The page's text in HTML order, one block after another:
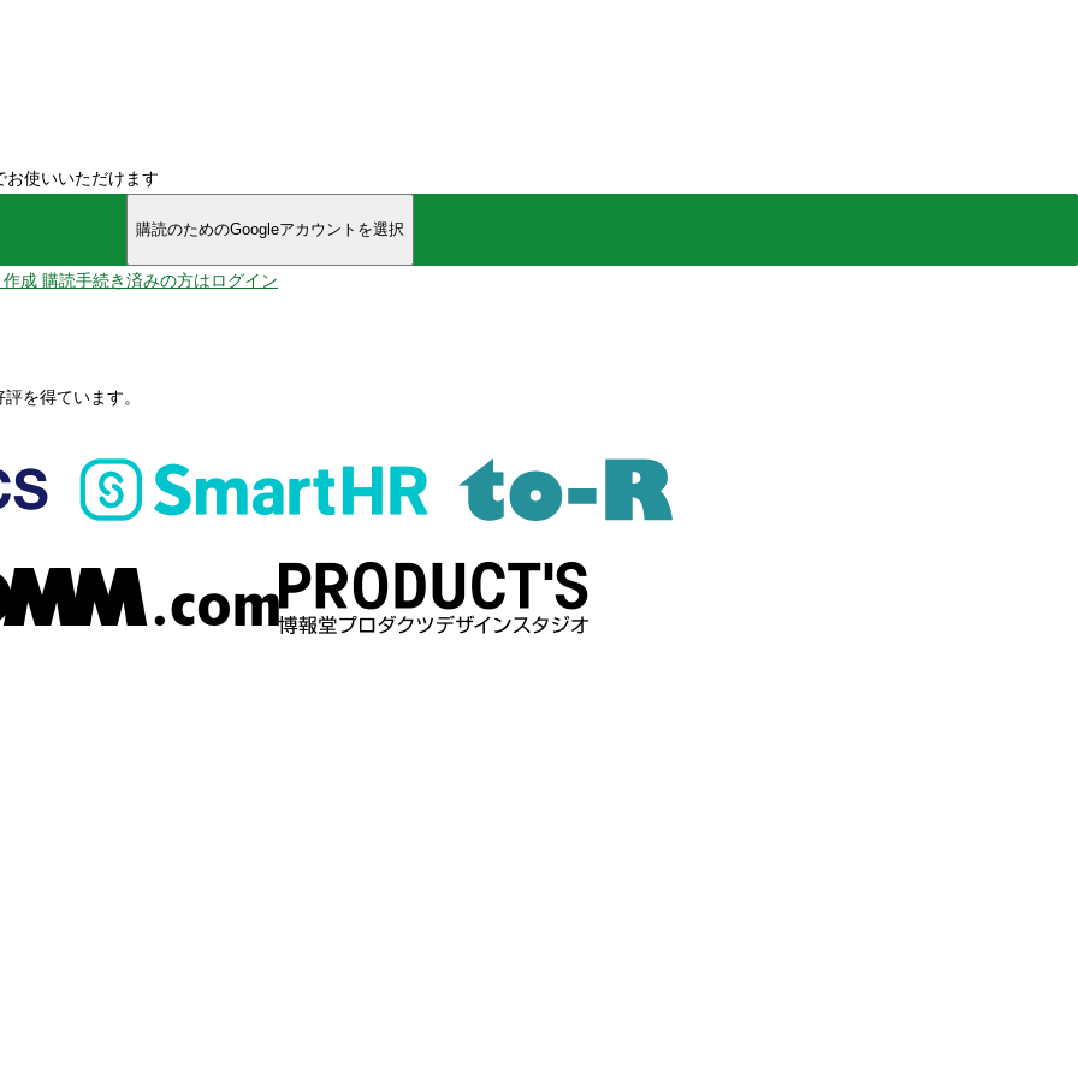
使いいただけます
購読のためのGoogleアカウントを選択
成 購読手続き済みの方はログイン
を得ています。